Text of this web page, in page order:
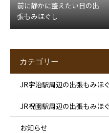
前に静かに整えたい日の出
張もみほぐし
カテゴリー
JR宇治駅周辺の出張もみほ
ア
JR祝園駅周辺の出張もみほ
ア
お知らせ